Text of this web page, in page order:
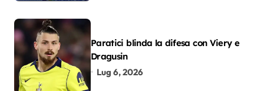
Paratici blinda la difesa con Viery e
Dragusin
Lug 6, 2026